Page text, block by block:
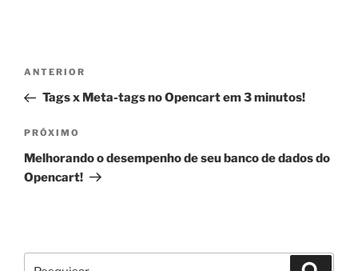
Navegação
Post
Post
anterior
ANTERIOR
Tags x Meta-tags no Opencart em 3 minutos!
Próximo
post
PRÓXIMO
Melhorando o desempenho de seu banco de dados do
Opencart!